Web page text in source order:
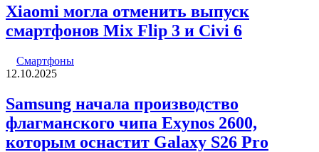
Xiaomi могла отменить выпуск
смартфонов Mix Flip 3 и Civi 6
Смартфоны
12.10.2025
Samsung начала производство
флагманского чипа Exynos 2600,
которым оснастит Galaxy S26 Pro